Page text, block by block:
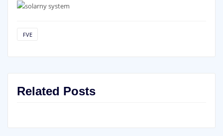
FVE
Related Posts